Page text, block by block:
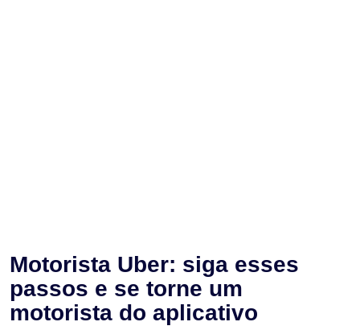
Motorista Uber: siga esses
passos e se torne um
motorista do aplicativo